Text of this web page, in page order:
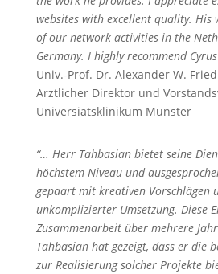
websites with excellent quality. His
of our network activities in the
Germany. I highly recommend
Univ.-Prof. Dr. Alexander W.
Ärztlicher Direktor und
Universiätsklinikum Münster
“… Herr Tahbasian bietet seine
höchstem Niveau und
gepaart mit kreativen Vorschlägen
unkomplizierter Umsetzung. Diese
Zusammenarbeit über mehrere
Tahbasian hat gezeigt, dass er die
zur Realisierung solcher Projekte